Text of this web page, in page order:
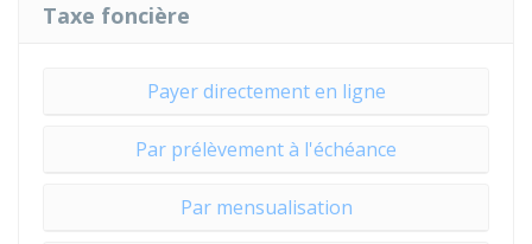
Taxe foncière
Payer directement en ligne
Par prélèvement à l'échéance
Par mensualisation